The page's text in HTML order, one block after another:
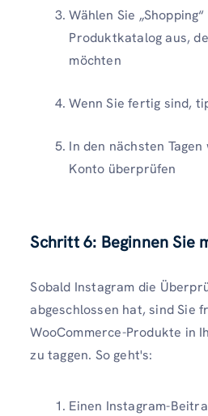
Wählen Sie
Produktkatalog aus,
möchten
Wenn Sie fertig sind,
In den nächsten
Konto überprüfen
Schritt 6: Beginnen Sie
Sobald Instagram die
abgeschlossen hat, sind Sie
WooCommerce-Produkte in
zu taggen. So geht's:
Einen Instagram-